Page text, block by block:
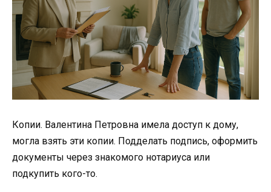
Копии. Валентина Петровна имела доступ к дому,
могла взять эти копии. Подделать подпись, оформить
документы через знакомого нотариуса или
подкупить кого-то.